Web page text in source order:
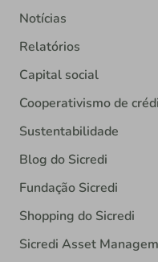
Notícias
Relatórios
Capital social
Cooperativismo de
Sustentabilidade
Blog do Sicredi
Fundação Sicredi
Shopping do Sicredi
Sicredi Asset